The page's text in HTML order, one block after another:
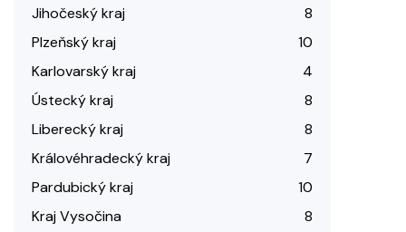
Jihočeský kraj
8
Plzeňský kraj
10
Karlovarský kraj
4
Ústecký kraj
8
Liberecký kraj
8
Královéhradecký kraj
7
Pardubický kraj
10
Kraj Vysočina
8